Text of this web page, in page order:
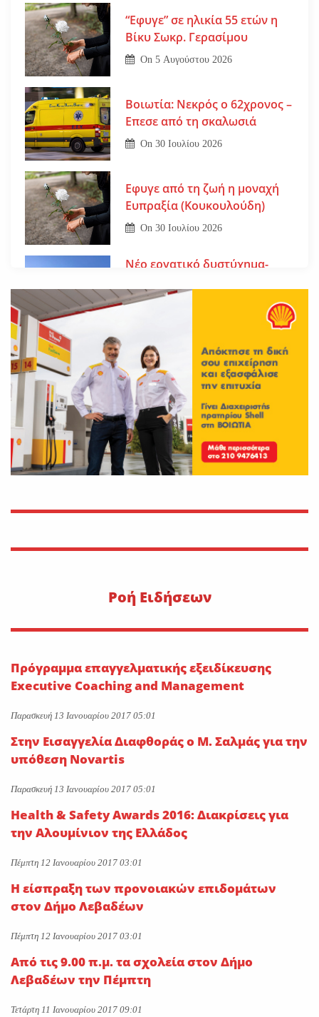
“Εφυγε” σε ηλικία 55 ετών η
Βίκυ Σωκρ. Γερασίμου
On5 Αυγούστου 2026
Βοιωτία: Νεκρός ο 62χρονος –
Επεσε από τη σκαλωσιά
On30 Ιουλίου 2026
Εφυγε από τη ζωή η μοναχή
Ευπραξία (Κουκουλούδη)
On30 Ιουλίου 2026
Νέο εργατικό δυστύχημα-
τριών παιδιών
Εφυγε από τη ζωή η Αγγελική
Σμυρναίου
On29 Ιουλίου 2026
30 Ιουλίου 1470: Ο Μωάμεθ ο
Β’ στη Λιβαδειά
Η METLEN υπογράφει
προμήθειας γαλλίου
“Εφυγε” ο Ιωάννης Δ.
Κωλέττης σε ηλικία 55 ετών
Κατά πλειοψηφία εγκρίθηκε
επέκταση των αρμοδιοτήτων
ΕΥΔΑΠ και ΕΥΑΘ-Σπανός:
«Υδρολογικό νοικοκύρεμα με
On
Pοή Ειδήσεων
Πρόγραμμα επαγγελματικής εξειδίκευσης
Executive Coaching and Management
Παρασκευή 13 Ιανουαρίου 2017 05:01
Στην Εισαγγελία Διαφθοράς ο Μ. Σαλμάς για την
υπόθεση Novartis
Παρασκευή 13 Ιανουαρίου 2017 05:01
Health & Safety Awards 2016: Διακρίσεις για
την Αλουμίνιον της Ελλάδος
Πέμπτη 12 Ιανουαρίου 2017 03:01
Η είσπραξη των προνοιακών επιδομάτων
στον Δήμο Λεβαδέων
Πέμπτη 12 Ιανουαρίου 2017 03:01
Από τις 9.00 π.μ. τα σχολεία στον Δήμο
Λεβαδέων την Πέμπτη
Τετάρτη 11 Ιανουαρίου 2017 09:01